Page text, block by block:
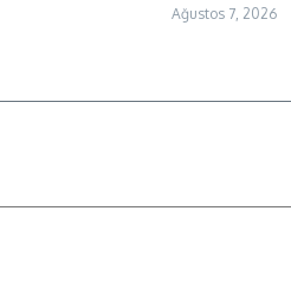
Ağustos 7, 2026